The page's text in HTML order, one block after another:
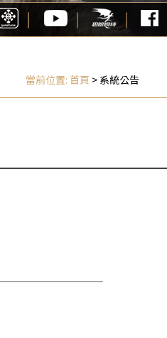
當前位置: 首頁 > 系統公告